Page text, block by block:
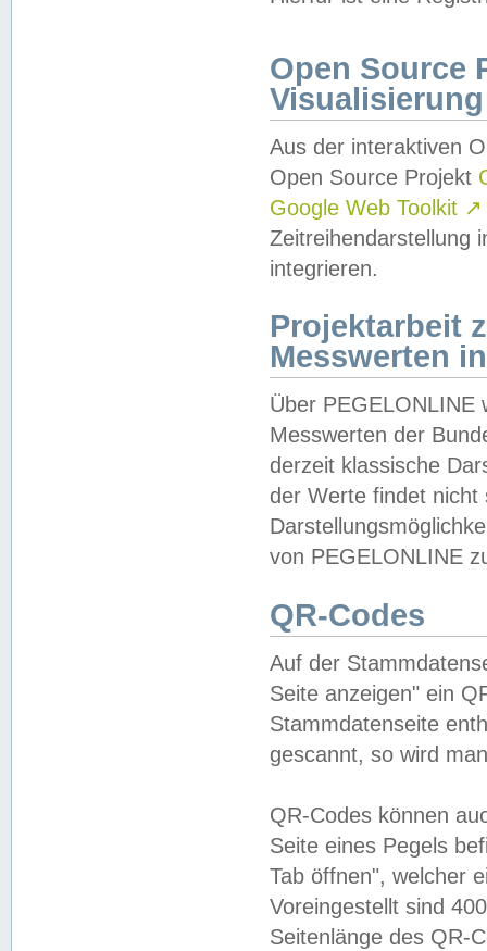
Open Source
Visualisierung
Aus der interaktiven
Open Source Projekt
Google Web Toolkit ↗
Zeitreihendarstellung
integrieren.
Projektarbeit
Messwerten
Über PEGELONLINE
Messwerten der
derzeit klassische
der Werte findet
von PEGELONLINE
QR-Codes
Auf der
Seite anzeigen" ein
Stammdatenseite
gescannt, so wird
QR-Codes können
Seite eines Pegels
Tab öffnen", welcher
Voreingestellt sind
Seitenlänge des QR-